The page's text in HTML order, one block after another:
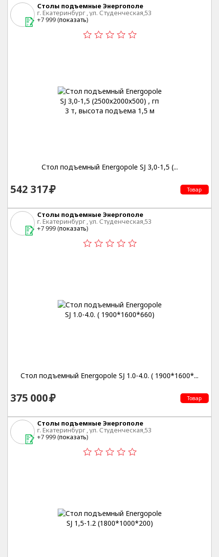
Столы подъемные Энергополе
г. Екатеринбург , ул. Студенческая,53
+7 999 (показать)
Стол подъемный Energopole SJ 3,0-1,5 (...
542 317 Товар
Столы подъемные Энергополе
г. Екатеринбург , ул. Студенческая,53
+7 999 (показать)
Стол подъемный Energopole SJ 1.0-4.0. ( 1900*1600*...
375 000 Товар
Столы подъемные Энергополе
г. Екатеринбург , ул. Студенческая,53
+7 999 (показать)